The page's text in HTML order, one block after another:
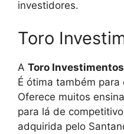
investidores.
Toro
A Toro Investimentos
É ótima também
Oferece muitos
para lá de
adquirida pelo